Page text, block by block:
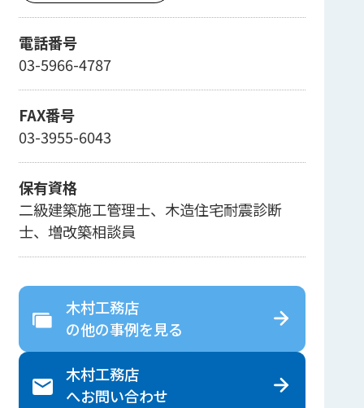
電話番号
03-5966-4787
FAX番号
03-3955-6043
保有資格
二級建築施工管理士、木造住宅耐震診断
士、増改築相談員
木村工務店
の他の事例を見る
木村工務店
へお問い合わせ